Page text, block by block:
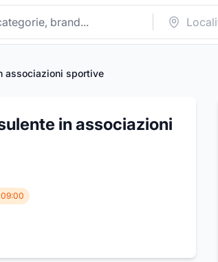
associazioni sportive
in associazioni